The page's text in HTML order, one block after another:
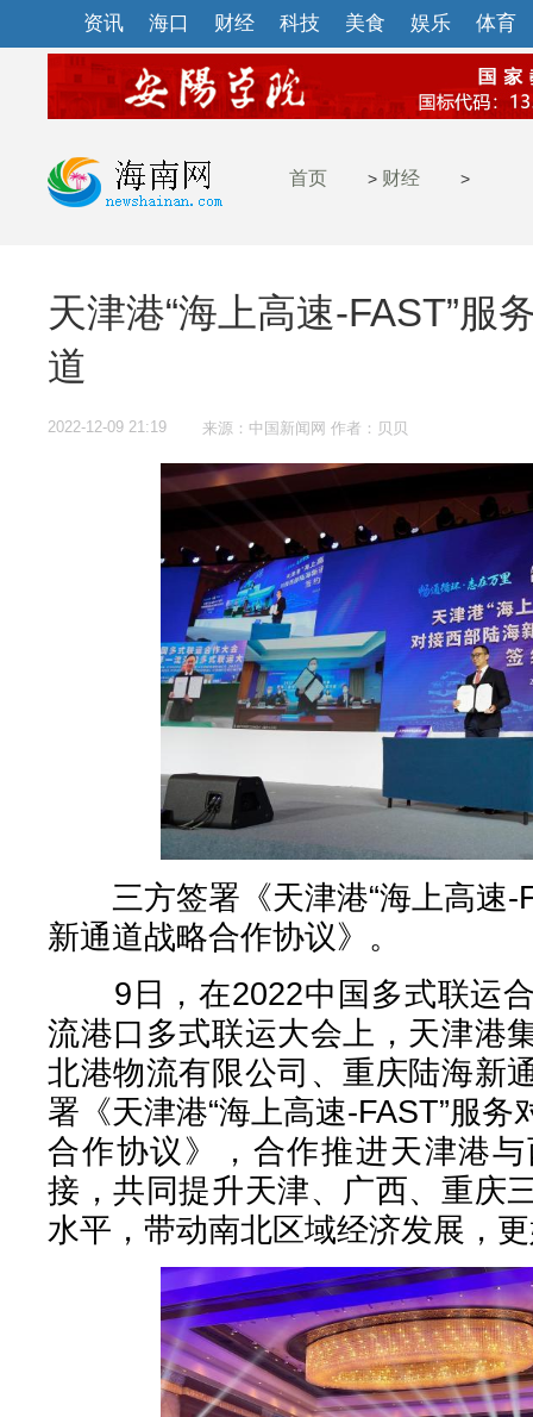
资讯 海口 财经 科技 美食 娱乐 体育
首页 > 财经 >
天津港“海上高速-FAST”服
道
2022-12-09 21:19 来源：中国新闻网 作者：贝贝
三方签署《天津港“海上高速-
新通道战略合作协议》。
9日，在2022中国多式联运合
流港口多式联运大会上，天津港
北港物流有限公司、重庆陆海新
署《天津港“海上高速-FAST”服
合作协议》，合作推进天津港
接，共同提升天津、广西、重庆
水平，带动南北区域经济发展，